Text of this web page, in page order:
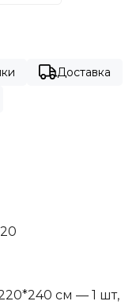
Доставка
см — 1 шт,